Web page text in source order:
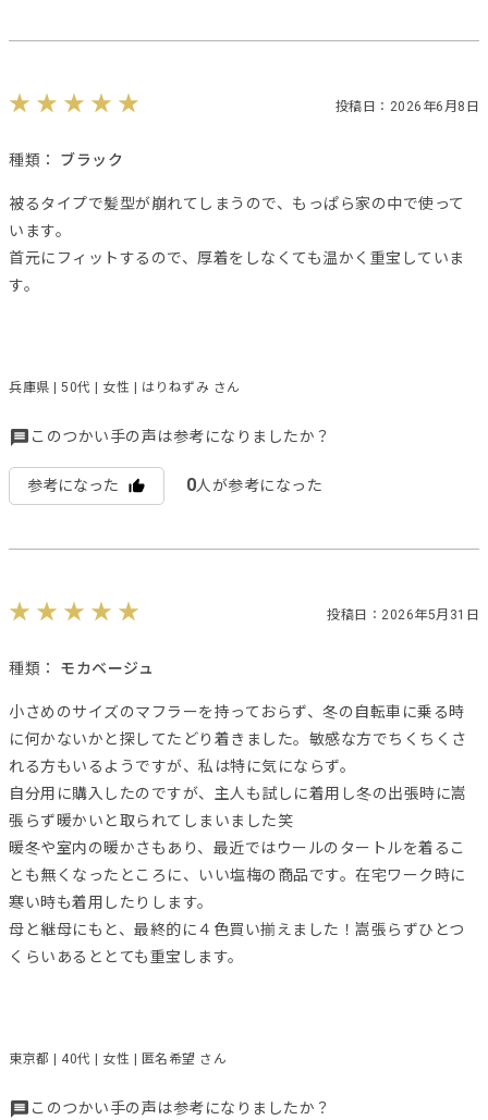
投稿日：2026年6月8日
種類： ブラック
被るタイプで髪型が崩れてしまうので、もっぱら家の中で使って
います。
首元にフィットするので、厚着をしなくても温かく重宝していま
す。
兵庫県 | 50代 | 女性 | はりねずみ さん
このつかい手の声は参考になりましたか？
参考になった 0人が参考になった
投稿日：2026年5月31日
種類： モカベージュ
小さめのサイズのマフラーを持っておらず、冬の自転車に乗る時
に何かないかと探してたどり着きました。敏感な方でちくちくさ
れる方もいるようですが、私は特に気にならず。
自分用に購入したのですが、主人も試しに着用し冬の出張時に嵩
張らず暖かいと取られてしまいました笑
暖冬や室内の暖かさもあり、最近ではウールのタートルを着るこ
とも無くなったところに、いい塩梅の商品です。在宅ワーク時に
寒い時も着用したりします。
母と継母にもと、最終的に４色買い揃えました！嵩張らずひとつ
くらいあるととても重宝します。
東京都 | 40代 | 女性 | 匿名希望 さん
このつかい手の声は参考になりましたか？